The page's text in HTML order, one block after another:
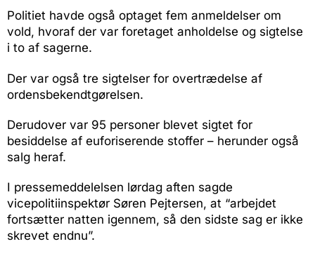
Politiet havde også optaget fem anmeldelser om
vold, hvoraf der var foretaget anholdelse og sigtelse
i to af sagerne.
Der var også tre sigtelser for overtrædelse af
ordensbekendtgørelsen.
Derudover var 95 personer blevet sigtet for
besiddelse af euforiserende stoffer – herunder også
salg heraf.
I pressemeddelelsen lørdag aften sagde
vicepolitiinspektør Søren Pejtersen, at “arbejdet
fortsætter natten igennem, så den sidste sag er ikke
skrevet endnu”.